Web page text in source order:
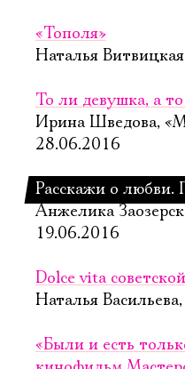
«Тополя»
Наталья
То ли девушка, а
Ирина Шведова,
28.06.2016
Расскажи о любви.
Анжелика
19.06.2016
Dolce vita
Наталья
«Были и есть